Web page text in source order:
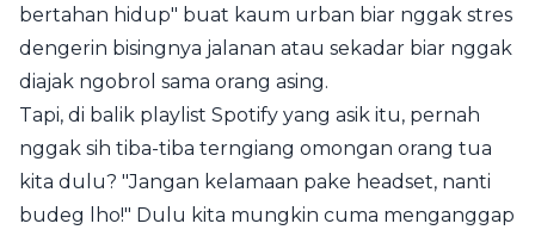
bertahan hidup" buat kaum urban biar nggak stres
dengerin bisingnya jalanan atau sekadar biar nggak
diajak ngobrol sama orang asing.
Tapi, di balik playlist Spotify yang asik itu, pernah
nggak sih tiba-tiba terngiang omongan orang tua
kita dulu? "Jangan kelamaan pake headset, nanti
budeg lho!" Dulu kita mungkin cuma menganggap